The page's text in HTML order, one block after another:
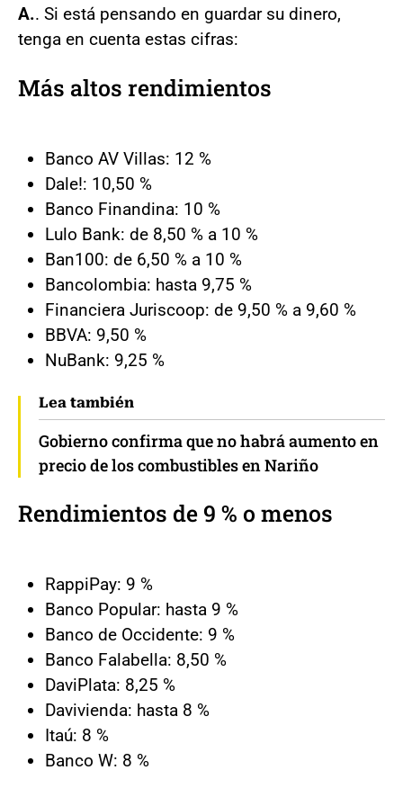
A.. Si está pensando en guardar su dinero,
tenga en cuenta estas cifras:
Más altos rendimientos
Banco AV Villas: 12 %
Dale!: 10,50 %
Banco Finandina: 10 %
Lulo Bank: de 8,50 % a 10 %
Ban100: de 6,50 % a 10 %
Bancolombia: hasta 9,75 %
Financiera Juriscoop: de 9,50 % a 9,60 %
BBVA: 9,50 %
NuBank: 9,25 %
Lea también
Gobierno confirma que no habrá aumento en
precio de los combustibles en Nariño
Rendimientos de 9 % o menos
RappiPay: 9 %
Banco Popular: hasta 9 %
Banco de Occidente: 9 %
Banco Falabella: 8,50 %
DaviPlata: 8,25 %
Davivienda: hasta 8 %
Itaú: 8 %
Banco W: 8 %